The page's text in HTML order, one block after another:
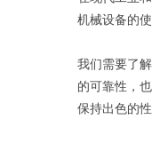
机械设备的
我们需要了
的可靠性，
保持出色的性